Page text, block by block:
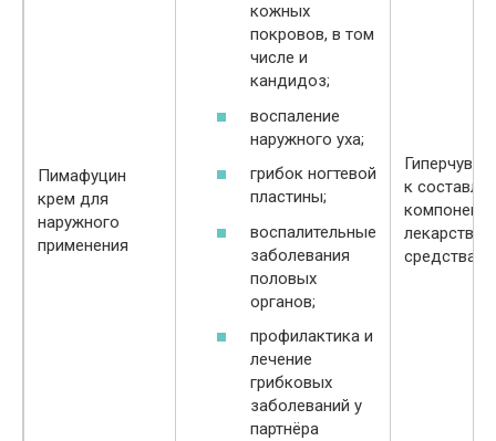
Пимафуцин
крем для
наружного
применения
кожных
покровов, в том
числе и
кандидоз;
воспаление
наружного уха;
грибок ногтевой
пластины;
воспалительные
заболевания
половых
органов;
профилактика и
лечение
грибковых
заболеваний у
партнёра
к
средства